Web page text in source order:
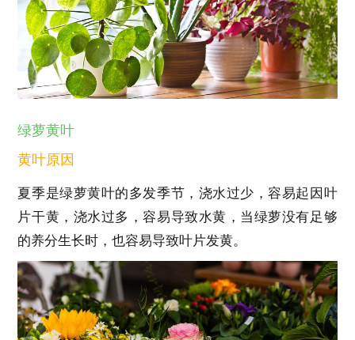
绿萝黄叶
黄叶原因
夏季是绿萝黄叶的多发季节，浇水过少，容易起因叶
片干黄，浇水过多，容易导致水黄，当绿萝没有足够
的养分生长时，也容易导致叶片发黄。